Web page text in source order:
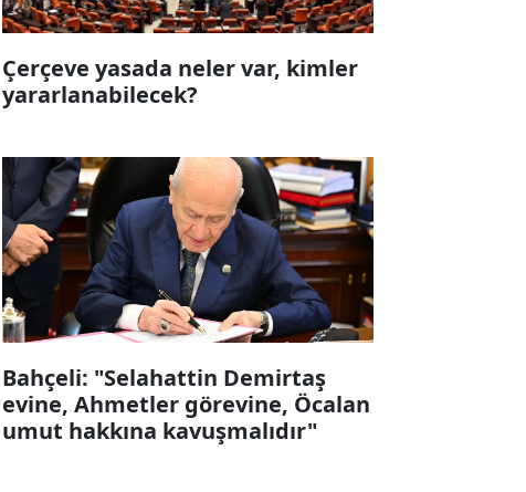
Çerçeve yasada neler var, kimler
yararlanabilecek?
Bahçeli: "Selahattin Demirtaş
evine, Ahmetler görevine, Öcalan
umut hakkına kavuşmalıdır"